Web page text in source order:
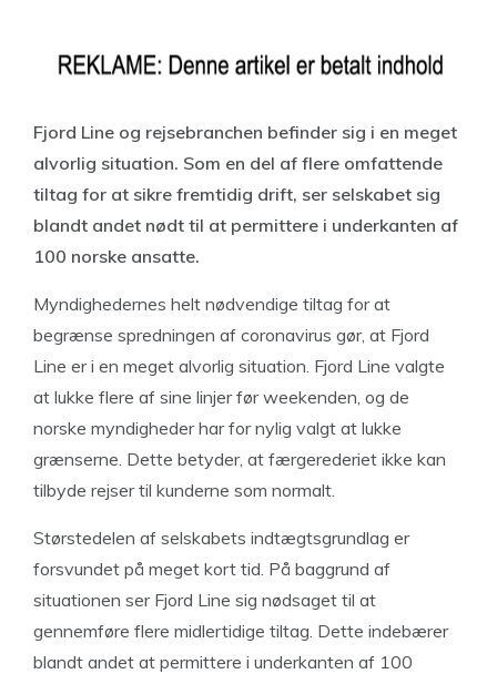
Fjord Line og rejsebranchen befinder sig i en meget
alvorlig situation. Som en del af flere omfattende
tiltag for at sikre fremtidig drift, ser selskabet sig
blandt andet nødt til at permittere i underkanten af
100 norske ansatte.
Myndighedernes helt nødvendige tiltag for at
begrænse spredningen af coronavirus gør, at Fjord
Line er i en meget alvorlig situation. Fjord Line valgte
at lukke flere af sine linjer før weekenden, og de
norske myndigheder har for nylig valgt at lukke
grænserne. Dette betyder, at færgerederiet ikke kan
tilbyde rejser til kunderne som normalt.
Størstedelen af selskabets indtægtsgrundlag er
forsvundet på meget kort tid. På baggrund af
situationen ser Fjord Line sig nødsaget til at
gennemføre flere midlertidige tiltag. Dette indebærer
blandt andet at permittere i underkanten af 100